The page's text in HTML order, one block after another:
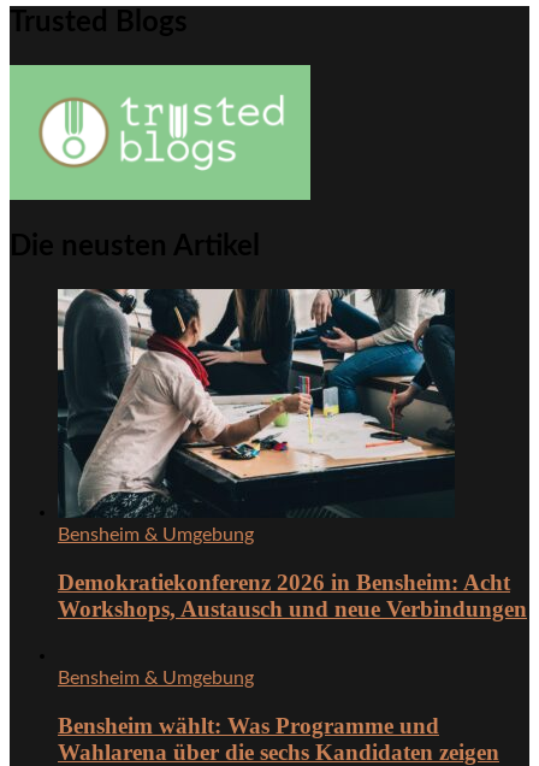
Trusted Blogs
Die neusten Artikel
Bensheim & Umgebung
Demokratiekonferenz 2026 in Bensheim: Acht
Workshops, Austausch und neue Verbindungen
Bensheim & Umgebung
Bensheim wählt: Was Programme und
Wahlarena über die sechs Kandidaten zeigen